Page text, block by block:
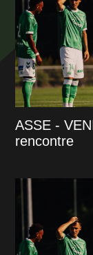
ASSE -
rencontre